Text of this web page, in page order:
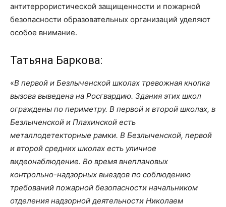
антитеррористической защищенности и пожарной
безопасности образовательных организаций уделяют
особое внимание.
Татьяна Баркова:
«В первой и Безлыченской школах тревожная кнопка
вызова выведена на Росгвардию. Здания этих школ
ограждены по периметру. В первой и второй школах, в
Безлыченской и Плахинской есть
металлодетекторные рамки. В Безлыченской, первой
и второй средних школах есть уличное
видеонаблюдение. Во время внеплановых
контрольно-надзорных выездов по соблюдению
требований пожарной безопасности начальником
отделения надзорной деятельности Николаем